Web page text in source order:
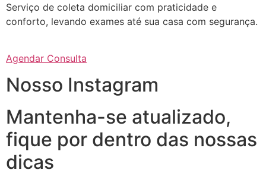
Serviço de coleta domiciliar com praticidade e
conforto, levando exames até sua casa com segurança.
Agendar Consulta
Nosso Instagram
Mantenha-se atualizado,
fique por dentro das nossas
dicas